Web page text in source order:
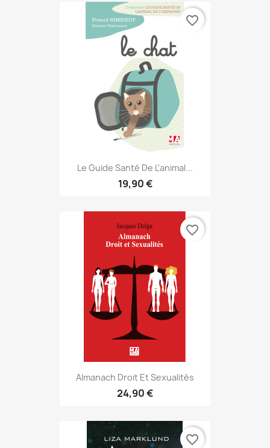
Le Guide Santé De L'animal...
19,90 €
favorite_border
Almanach Droit Et Sexualités
24,90 €
favorite_border
favorite_border